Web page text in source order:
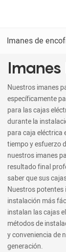
Imanes de
Imanes
Nuestros imanes
específicamente
para las cajas
durante la
para caja eléctrica
tiempo y esfuerzo
nuestros imanes
resultado final
saber que sus
Nuestros potentes
instalación más
instalan las cajas
métodos de
y conveniencia de
generación.